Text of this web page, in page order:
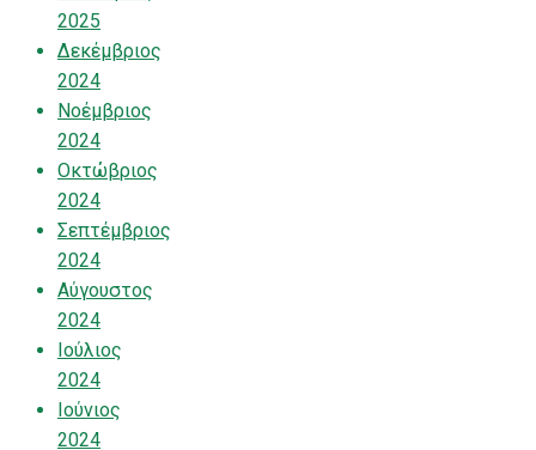
2025
Δεκέμβριος
2024
Νοέμβριος
2024
Οκτώβριος
2024
Σεπτέμβριος
2024
Αύγουστος
2024
Ιούλιος
2024
Ιούνιος
2024